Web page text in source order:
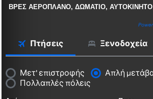
ΒΡΕΣ ΑΕΡΟΠΛΑΝΟ, ΔΩΜΑΤΙΟ, ΑΥΤΟΚΙΝΗΤΟ